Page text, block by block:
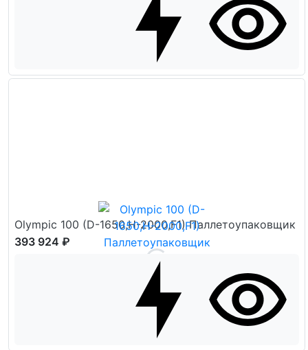
Olympic 100 (D-1650,H-2000,F1) Паллетоупаковщик
393 924 ₽